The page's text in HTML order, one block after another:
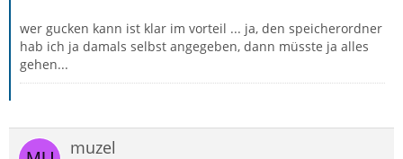
wer gucken kann ist klar im vorteil ... ja, den speicherordner
hab ich ja damals selbst angegeben, dann müsste ja alles
gehen...
muzel